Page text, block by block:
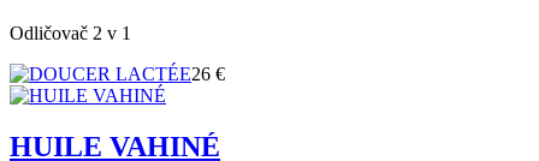
Odličovač 2 v 1
26 €
HUILE VAHINÉ